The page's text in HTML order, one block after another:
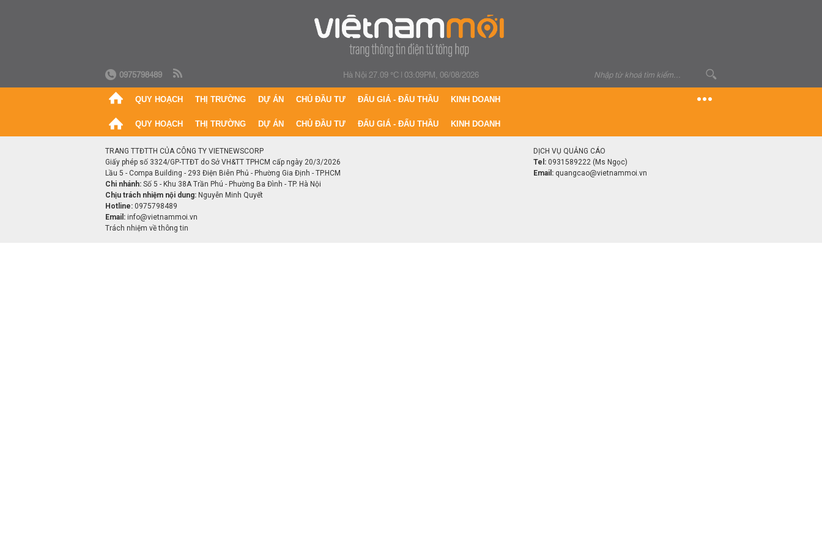
0975798489 Hà Nội 27.09 °C|03:09PM, 06/08/2026
QUY HOẠCH THỊ TRƯỜNG DỰ ÁN CHỦ ĐẦU TƯ ĐẤU GIÁ - ĐẤU THẦU KINH DOANH
QUY HOẠCH THỊ TRƯỜNG DỰ ÁN CHỦ ĐẦU TƯ ĐẤU GIÁ - ĐẤU THẦU KINH DOANH
TRANG TTĐTTH CỦA CÔNG TY VIETNEWSCORP
Giấy phép số 3324/GP-TTĐT do Sở VH&TT TPHCM cấp ngày 20/3/2026
Lầu 5 - Compa Building - 293 Điện Biên Phủ - Phường Gia Định - TP.HCM
Chi nhánh: Số 5 - Khu 38A Trần Phú - Phường Ba Đình - TP. Hà Nội
Chịu trách nhiệm nội dung: Nguyễn Minh Quyết
Hotline: 0975798489
Email: info@vietnammoi.vn
Trách nhiệm về thông tin
DỊCH VỤ QUẢNG CÁO
Tel: 0931589222 (Ms Ngọc)
Email: quangcao@vietnammoi.vn